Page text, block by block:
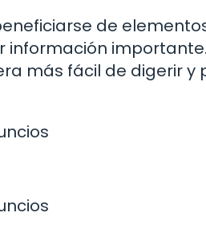
de
más fácil de digerir y